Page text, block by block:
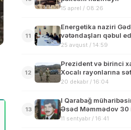
15 aprel / 08:26
11
Energetika naziri
vətəndaşları qəbul
25 avqust / 14:59
12
Prezident və birinci
Xocalı rayonlarına
20 dekabr / 16:04
13
I Qarabağ
Əsəd Məmmədov 30
Ağstafada dəfn olunub
11 sentyabr / 16:41